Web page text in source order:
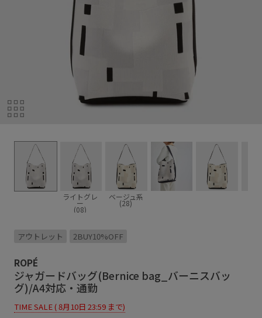
ライトグレ
ー
(08)
ベージュ系
(28)
アウトレット 2BUY10%OFF
ROPÉ
ジャガードバッグ(Bernice bag_バーニスバッ
グ)/A4対応・通勤
TIME SALE ( 8月10日 23:59 まで)